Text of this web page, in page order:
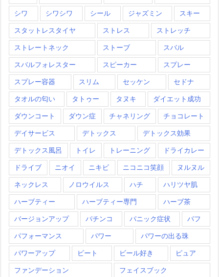
シワ シワシワ シール ジャズミン スキー
スタットレスタイヤ ストレス ストレッチ
ストレートネック ストーブ スバル
スバルフォレスター スピーカー スプレー
スプレー容器 スリム セッケン セドナ
タオルの匂い タトゥー タヌキ ダイエット成功
ダウンコート ダウン症 チャネリング チョコレート
デイサービス デトックス デトックス効果
デトックス風呂 トイレ トレーニング ドライカレー
ドライブ ニオイ ニキビ ニコニコ笑顔 ヌルヌル
ネックレス ノロウイルス ハチ ハリツヤ肌
ハーブティー ハーブティー専門 ハーブ茶
バージョンアップ パチンコ パニック症状 パフ
パフォーマンス パワー パワーの出る珠
パワーアップ ビート ビール好き ピュア
ファンデーション フェイスブック